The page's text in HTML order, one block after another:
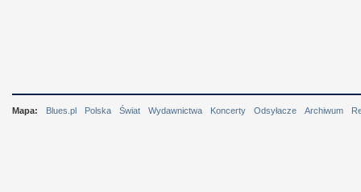
Mapa: Blues.pl Polska Świat Wydawnictwa Koncerty Odsyłacze Archiwum